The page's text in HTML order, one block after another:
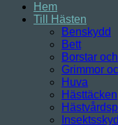
Hem
Till Hästen
Benskydd
Bett
Borstar
Grimmor
Huva
Hästtäcken